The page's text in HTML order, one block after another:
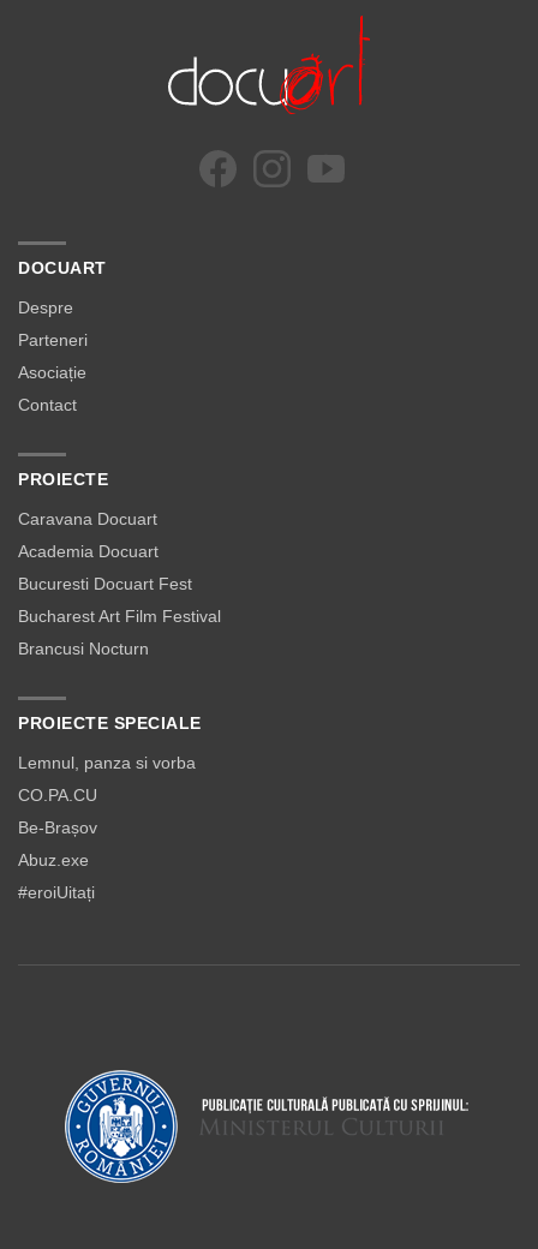
DOCUART
Despre
Parteneri
Asociație
Contact
PROIECTE
Caravana Docuart
Academia Docuart
Bucuresti Docuart Fest
Bucharest Art Film Festival
Brancusi Nocturn
PROIECTE SPECIALE
Lemnul, panza si vorba
CO.PA.CU
Be-Brașov
Abuz.exe
#eroiUitați